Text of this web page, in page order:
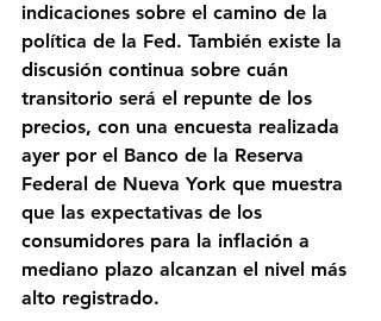
indicaciones sobre el camino de la
política de la Fed. También existe la
discusión continua sobre cuán
transitorio será el repunte de los
precios, con una encuesta realizada
ayer por el Banco de la Reserva
Federal de Nueva York que muestra
que las expectativas de los
consumidores para la inflación a
mediano plazo alcanzan el nivel más
alto registrado.